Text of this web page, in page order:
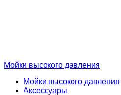
Мойки высокого давления
Мойки высокого давления
Аксессуары